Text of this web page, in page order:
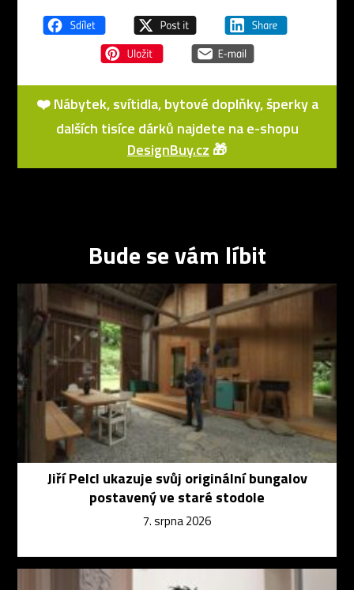
❤️ Nábytek, svítidla, bytové doplňky, šperky a
dalších tisíce dárků najdete na e-shopu
DesignBuy.cz 🎁
Bude se vám líbit
Jiří Pelcl ukazuje svůj originální bungalov
postavený ve staré stodole
7. srpna 2026